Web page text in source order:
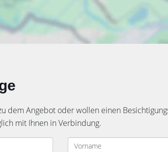
dem Angebot oder wollen einen
mit Ihnen in Verbindung.